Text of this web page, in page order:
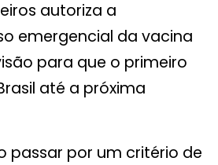
autoriza a
emergencial da vacina
para que o primeiro
até a próxima
passar por um critério de